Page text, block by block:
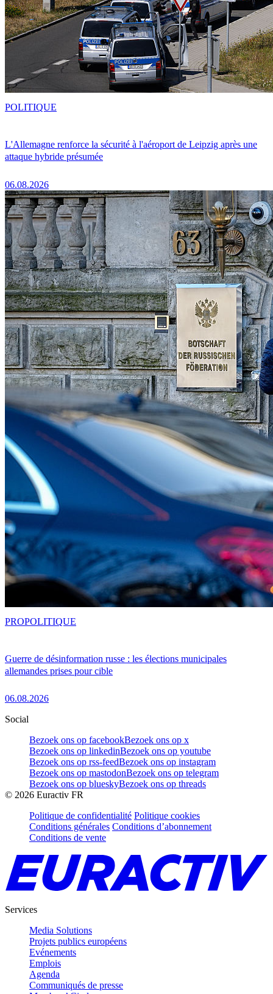
L'Allemagne renforce la sécurité à l'aéroport de Leipzig après une
attaque hybride présumée
06.08.2026
POLITIQUE
Guerre de désinformation russe : les élections municipales
allemandes prises pour cible
06.08.2026
PROPOLITIQUE
Social
Bezoek ons op facebookBezoek ons op x
Bezoek ons op linkedinBezoek ons op youtube
Bezoek ons op rss-feedBezoek ons op instagram
Bezoek ons op mastodonBezoek ons op telegram
Bezoek ons op blueskyBezoek ons op threads
© 2026 Euractiv FR
Politique de confidentialité Politique cookies
Conditions générales Conditions d’abonnement
Conditions de vente
Services
Media Solutions
Projets publics européens
Evénements
Emplois
Agenda
Communiqués de presse